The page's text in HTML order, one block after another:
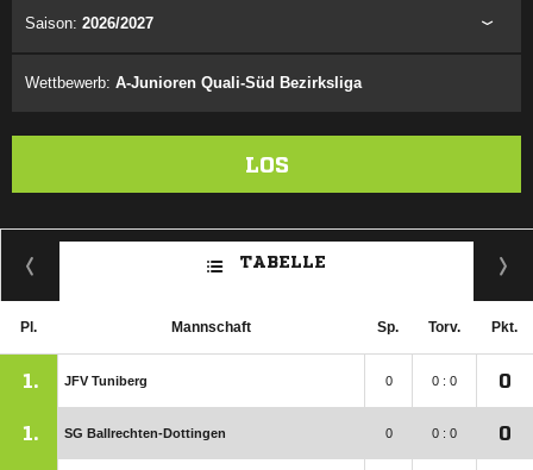
Saison: 2026/2027
Wettbewerb: A-Junioren Quali-Süd Bezirksliga
LOS
TABELLE
Pl. Mannschaft Sp. Torv. Pkt.
1. JFV Tuniberg 0 0 : 0 0
1. SG Ballrechten-Dottingen 0 0 : 0 0